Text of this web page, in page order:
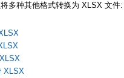
多种其他格式转换为 XLSX 文件:
XLSX